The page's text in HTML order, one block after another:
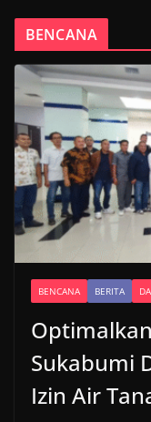
BENCANA
BENCANA BERITA
Sukabumi
Izin Air